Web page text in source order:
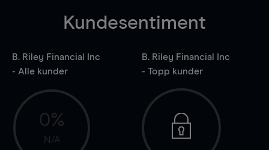
Kundesentiment
B. Riley Financial Inc
- Alle kunder
0%
N/A
B. Riley Financial Inc
- Topp kunder